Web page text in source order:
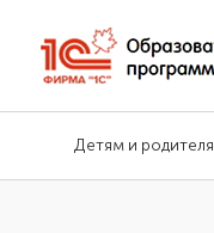
Детям и